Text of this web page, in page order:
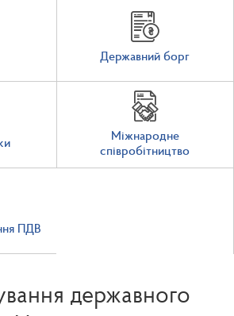
Державний борг
Міжнародне
співробітництво
ПДВ
державного